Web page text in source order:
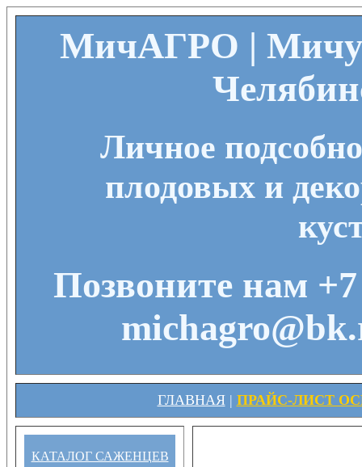
МичАГРО |
Личное
плодовых и
Позвоните нам
ГЛАВНАЯ| ПРАЙС-ЛИСТ
КАТАЛОГ САЖЕНЦЕВ